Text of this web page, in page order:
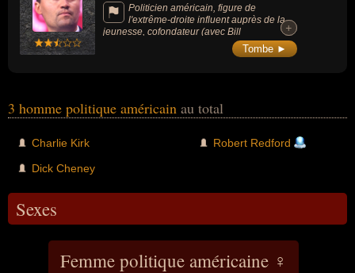
activement l'invasion de l'Irak, ainsi que les
écoutes téléphoniques et l'usage de la
torture.
Politicien américain, figure de
l'extrême-droite influent auprès de la
jeunesse, cofondateur (avec Bill
Montgomery) de Turning Point USA
(organisation politique conservatrice), connu
conservateurs.
+
+
Tombe ►
3 homme politique américain au total
Charlie Kirk
Dick Cheney
Robert Redford
Sexes
Femme politique américaine ♀